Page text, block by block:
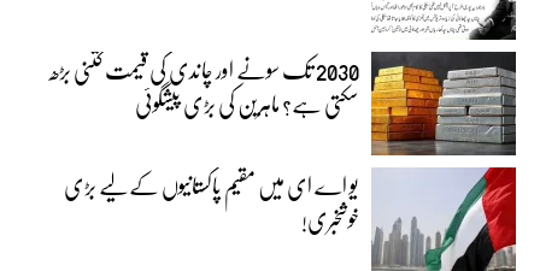
2030 تک سونے اور چاندی کی قیمت کتنی بڑھ
سکتی ہے؟ ماہرین کی بڑی پیشگوئی
یو اے ای میں مقیم پاکستانیوں کے لیے بڑی
خوشخبری!